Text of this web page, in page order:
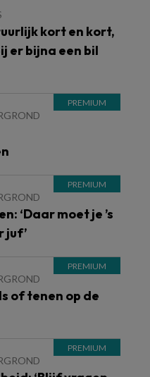
kort en kort,
er bijna een bil
‘Daar moet je ’s
juf’
of tenen op de